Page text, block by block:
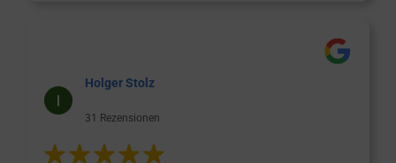
Holger Stolz
31 Rezensionen